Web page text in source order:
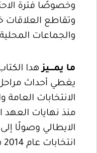
وخصوصًا فترة
وتقاطع العلاقات
والجماعات
ما يمــــيزهدا
يغطي أحداث
الانتخابات العامة
منذ نهايات العهد
الايطالي وصولًا